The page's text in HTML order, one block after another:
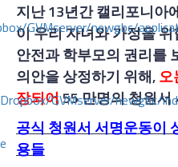
GVMserver/newgbc/
GVMserver/newgbc/
지난13년간캘리포니아
이우리자녀와가정을위
안전과학부모의 권리를
의안을상정하기 위해,오
장되어55만명의청원서
공식 청원서 서명운동이
용들